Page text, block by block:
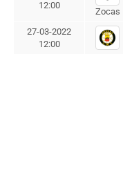
12:00
Zocas
27-03-2022
12:00